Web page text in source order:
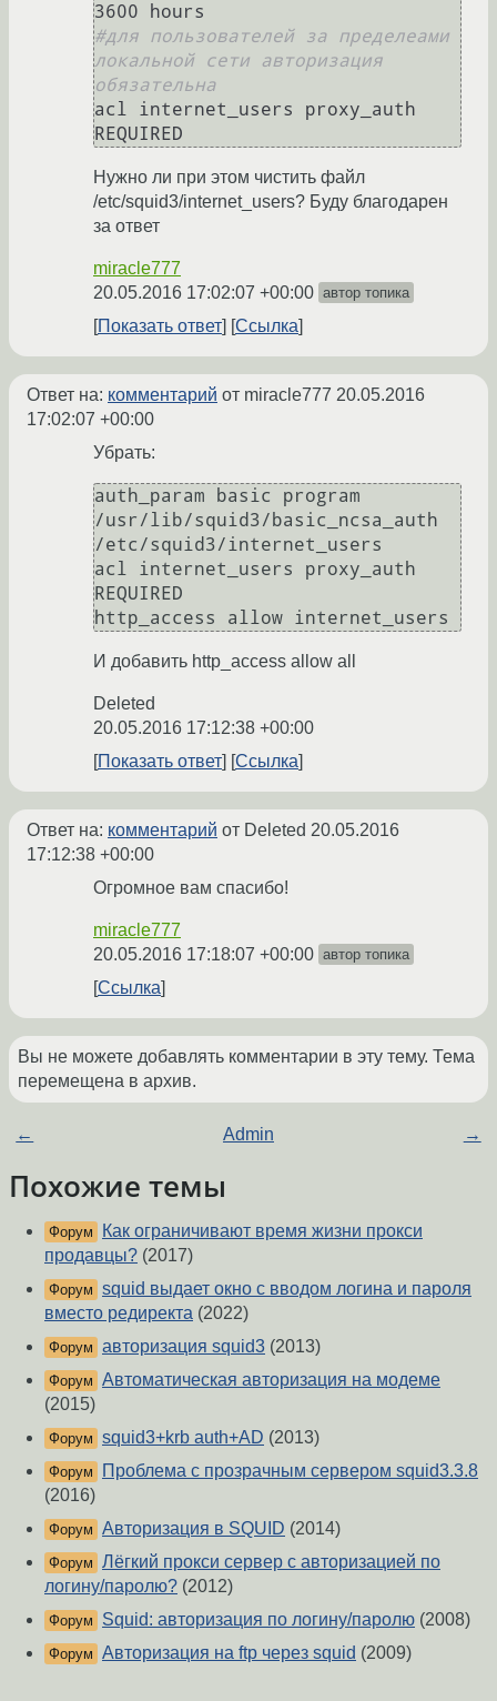
#для пользователей за пределеами
локальной сети авторизация
обязательна
acl internet_users proxy_auth
Нужно ли при этом чистить файл
/etc/squid3/internet_users? Буду благодарен
за ответ
miracle777
20.05.2016 17:02:07 +00:00 автор топика
Показать ответ Ссылка
Ответ на: комментарий от miracle777 20.05.2016
17:02:07 +00:00
Убрать:
auth_param basic program
/usr/lib/squid3/basic_ncsa_auth
/etc/squid3/internet_users
acl internet_users proxy_auth
REQUIRED
И добавить http_access allow all
Deleted
20.05.2016 17:12:38 +00:00
Показать ответ
Ссылка
Ответ на: комментарий от Deleted 20.05.2016
17:12:38 +00:00
Огромное вам спасибо!
miracle777
20.05.2016 17:18:07 +00:00 автор топика
Ссылка
Вы не можете добавлять комментарии в эту тему. Тема
перемещена в архив.
← Admin →
Похожие темы
Форум
Как ограничивают время жизни прокси
продавцы? (2017)
Форум squid выдает окно с вводом логина и пароля
вместо редиректа (2022)
Форум авторизация squid3 (2013)
Форум Автоматическая авторизация на модеме
(2015)
Форум squid3+krb auth+AD (2013)
Форум
Проблема с прозрачным сервером squid3.3.8
(2016)
Форум Авторизация в SQUID (2014)
Форум Лёгкий прокси сервер с авторизацией по
логину/паролю? (2012)
Форум Squid: авторизация по логину/паролю (2008)
Форум Авторизация на ftp через squid (2009)